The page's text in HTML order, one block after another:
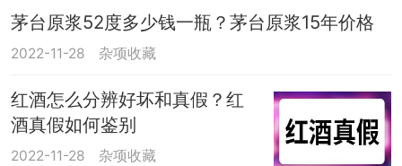
茅台原浆52度多少钱一瓶？茅台原浆15年价格
2022-11-28 杂项收藏
红酒怎么分辨好坏和真假？红
酒真假如何鉴别
2022-11-28 杂项收藏